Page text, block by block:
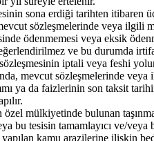
sona erdiği tarihten itibaren
sözleşmelerinde veya ilgili
ödenmemesi veya eksik
ve bu durumda
iptali veya feshi
mevcut sözleşmelerinde
ya da faizlerinin son taksit
özel mülkiyetinde bulunan
bu tesisin tamamlayıcı ve/
kamu arazilerine ilişkin